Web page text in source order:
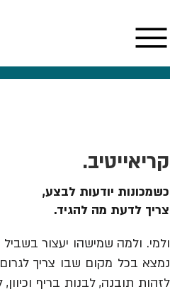
קריאייטיב.
כשמכונות יודעות לבצע,
צריך לדעת מה להגיד.
ולמי. ולמה שמישהו יעצור
נמצא בכל מקום שבו צריך